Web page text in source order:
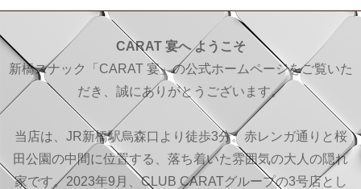
CARAT 宴へ ようこそ
新橋スナック「CARAT 宴」の公式ホームページをご覧いた
だき、誠にありがとうございます。
当店は、JR新橋駅烏森口より徒歩3分。赤レンガ通りと桜
田公園の中間に位置する、落ち着いた雰囲気の大人の隠れ
家です。2023年9月、CLUB CARATグループの3号店とし